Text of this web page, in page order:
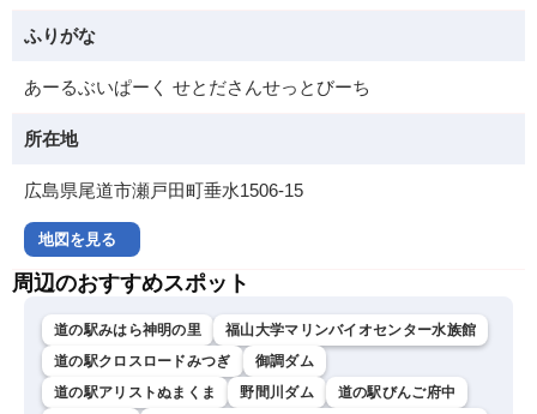
ふりがな
あーるぶいぱーく せとださんせっとびーち
所在地
広島県尾道市瀬戸田町垂水1506-15
地図を見る
周辺のおすすめスポット
道の駅みはら神明の里
福山大学マリンバイオセンター水族館
道の駅クロスロードみつぎ
御調ダム
道の駅アリストぬまくま
野間川ダム
道の駅びんご府中